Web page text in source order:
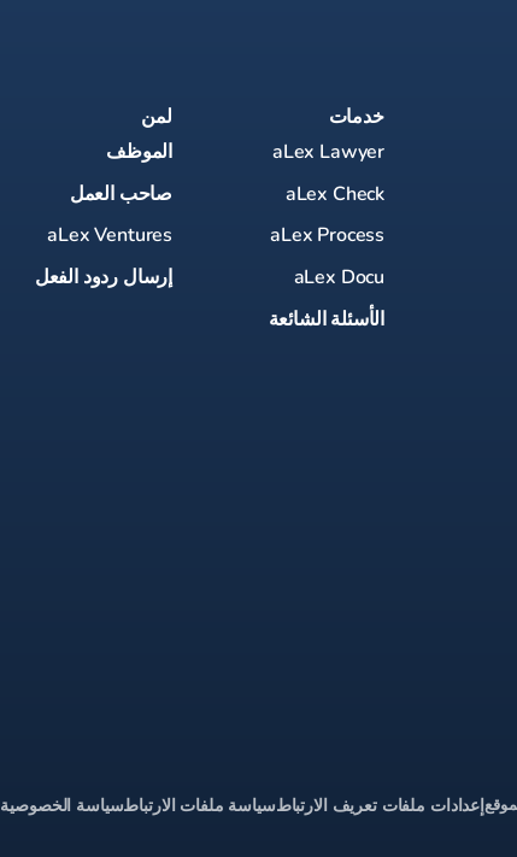
خدمات
aLex Lawyer
aLex Check
aLex Process
aLex Docu
الأسئلة الشائعة
لمن
الموظف
صاحب العمل
aLex Ventures
إرسال ردود الفعل
إعدادات ملفات تعريف الارتباطسياسة ملفات الارتباطسياسة الخصوصية